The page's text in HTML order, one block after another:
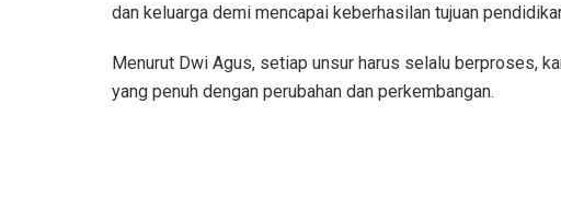
dan keluarga demi mencapai keberhasilan tujuan
Menurut Dwi Agus, setiap unsur harus selalu berproses,
yang penuh dengan perubahan dan perkembangan.